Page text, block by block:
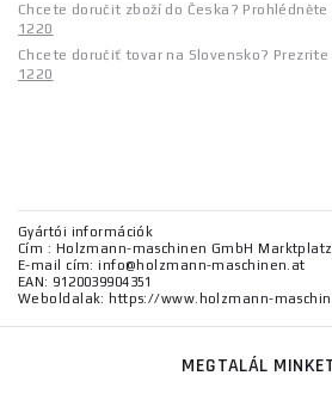
Chcete doručit zboží do Česka? Prohlédněte
1220
Chcete doručiť tovar na Slovensko? Prezrite
1220
Gyártói információk
Cím : Holzmann-maschinen GmbH
E-mail cím: info@holzmann-maschinen.at
EAN: 9120039904351
Weboldalak: https://www.holzmann-
MEGTALÁL